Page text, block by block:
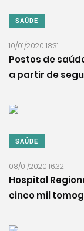
SAÚDE
10/01/2020 18:31
Postos de
a partir de
SAÚDE
08/01/2020 16:32
Hospital
cinco mil